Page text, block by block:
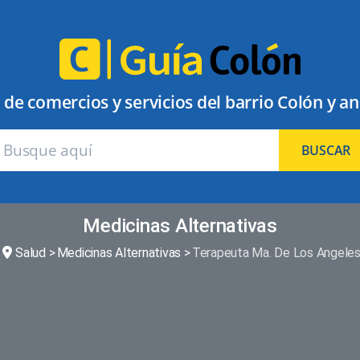
de comercios y servicios del barrio Colón y
BUSCAR
Medicinas Alternativas
Salud Medicinas Alternativas Terapeuta Ma. De Los Angeles